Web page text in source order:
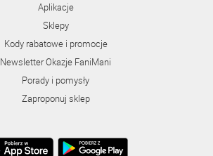
Aplikacje
Sklepy
Kody rabatowe i promocje
Newsletter Okazje FaniMani
Porady i pomysły
Zaproponuj sklep